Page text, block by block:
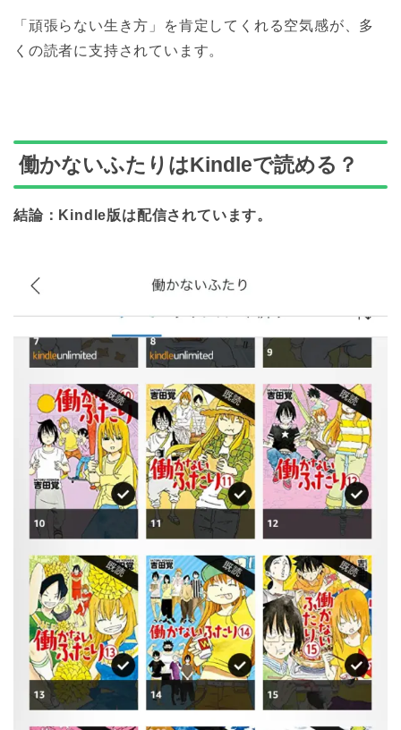
「頑張らない生き方」を肯定してくれる空気感が、多
くの読者に支持されています。
働かないふたりはKindleで読める？
結論：Kindle版は配信されています。